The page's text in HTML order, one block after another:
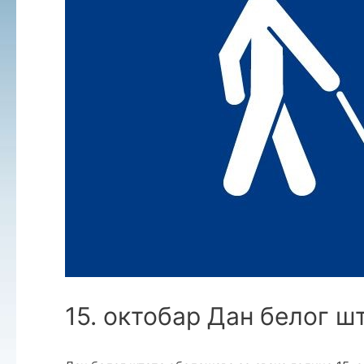
15. октобар Дан белог